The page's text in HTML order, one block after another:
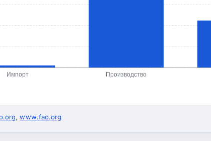
Импорт Производство
,www.fao.org